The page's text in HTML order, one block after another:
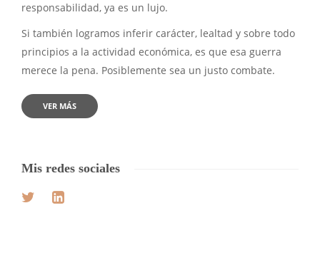
responsabilidad, ya es un lujo.
Si también logramos inferir carácter, lealtad y sobre todo
principios a la actividad económica, es que esa guerra
merece la pena. Posiblemente sea un justo combate.
VER MÁS
Mis redes sociales